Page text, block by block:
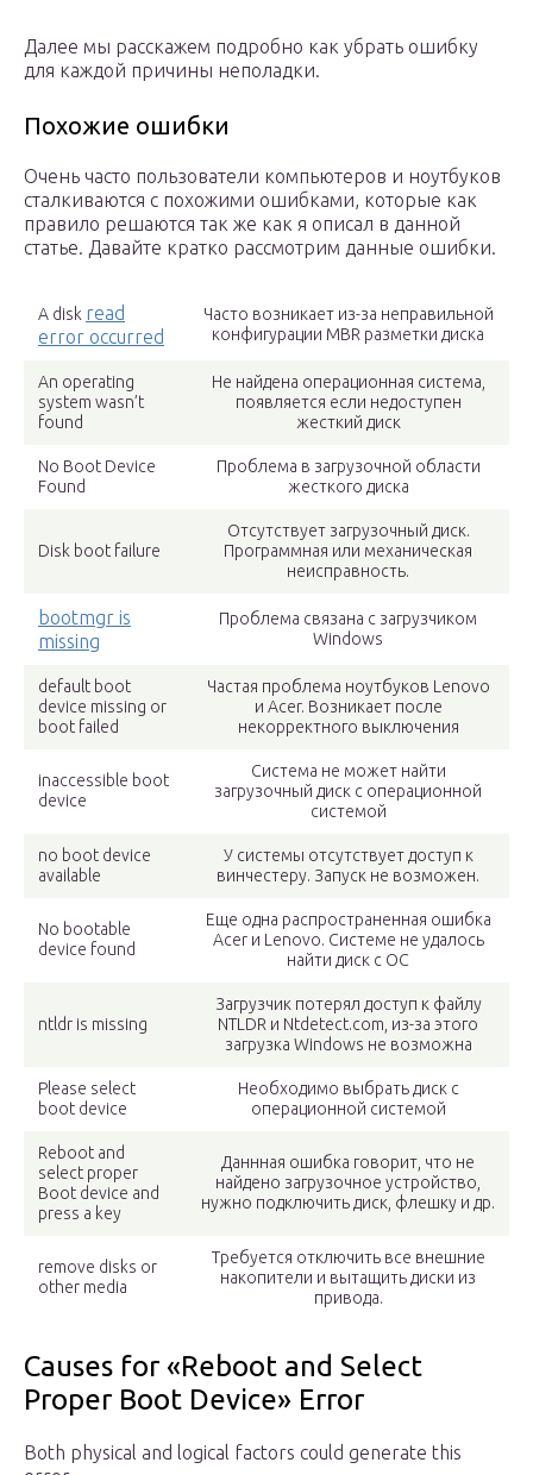
Далее мы расскажем подробно как убрать ошибку
для каждой причины неполадки.
Похожие ошибки
Очень часто пользователи компьютеров и ноутбуков
сталкиваются с похожими ошибками, которые как
правило решаются так же как я описал в данной
статье. Давайте кратко рассмотрим данные ошибки.
A disk read
error occurred
Часто возникает из-за неправильной
конфигурации MBR разметки диска
An operating
system wasn’t
found
Не найдена операционная система,
появляется если недоступен
жесткий диск
No Boot Device
Found
Проблема в загрузочной области
жесткого диска
Disk boot failure
Отсутствует загрузочный диск.
Программная или механическая
неисправность.
bootmgr is
missing
Проблема связана с загрузчиком
Windows
default boot
device missing or
boot failed
Частая проблема ноутбуков Lenovo
и Acer. Возникает после
некорректного выключения
inaccessible boot
device
Система не может найти
загрузочный диск с операционной
системой
no boot device
available
У системы отсутствует доступ к
винчестеру. Запуск не возможен.
No bootable
device found
Еще одна распространенная ошибка
Acer и Lenovo. Системе не удалось
найти диск с ОС
ntldr is missing
Загрузчик потерял доступ к файлу
NTLDR и Ntdetect.com, из-за этого
загрузка Windows не возможна
Please select
boot device
Необходимо выбрать диск с
операционной системой
Reboot and
select proper
Boot device and
press a key
Даннная ошибка говорит, что не
найдено загрузочное устройство,
нужно подключить диск, флешку и др.
remove disks or
other media
Требуется отключить все внешние
накопители и вытащить диски из
привода.
Causes for «Reboot and Select
Proper Boot Device» Error
Both physical and logical factors could generate this